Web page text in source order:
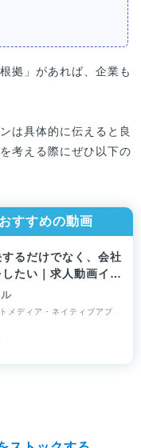
拠」があれば、企業も
は具体的に伝えると良
考える際にぜひ以下の
すすめの動画
るだけでなく、会社
たい｜求人動画イン
メディア・ネイティブアプ